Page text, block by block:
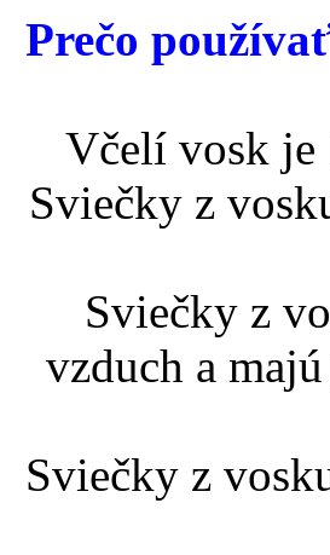
Prečo
Včelí vosk je
Sviečky z
Sviečky z
vzduch a
Sviečky z